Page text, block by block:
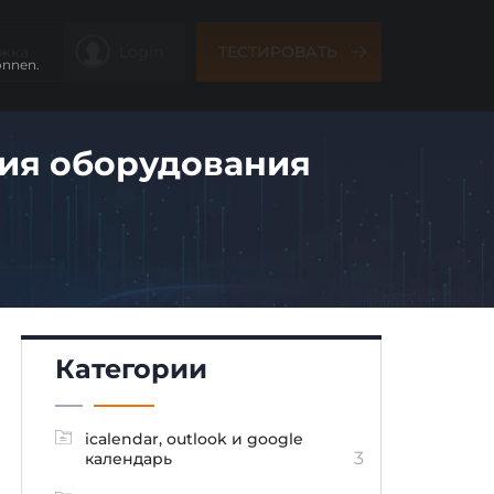
ТЕСТИРОВАТЬ
оборудования
Категории
icalendar, outlook и google
календарь
3